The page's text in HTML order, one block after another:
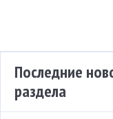
Последние
раздела